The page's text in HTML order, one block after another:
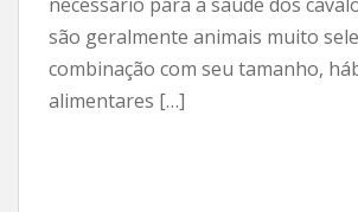
são geralmente animais muito
combinação com seu tamanho,
alimentares […]